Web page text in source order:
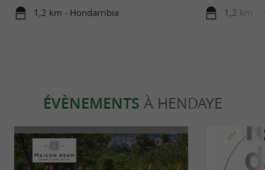
1,2 km - Hondarribia
charme !
1,2 km -
ÉVÈNEMENTS À HENDAYE